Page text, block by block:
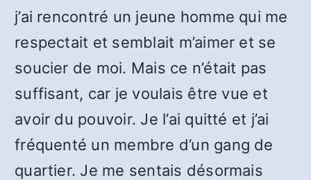
j’ai rencontré un jeune homme qui me
respectait et semblait m’aimer et se
soucier de moi. Mais ce n’était pas
suffisant, car je voulais être vue et
avoir du pouvoir. Je l’ai quitté et j’ai
fréquenté un membre d’un gang de
quartier. Je me sentais désormais